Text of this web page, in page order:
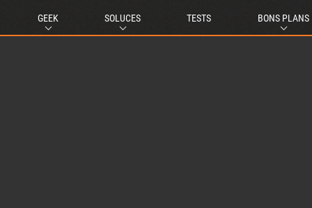
GEEK SOLUCES TESTS BONS PLANS